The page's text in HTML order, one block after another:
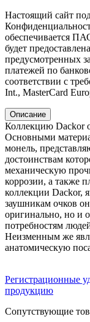
Настоящий сайт
обеспечивается
будет
предусмотренных
платежей по
соответствии с
Int., MasterCard
Описание
Коллекцию Dackor
Основными
монель,
достоинствам
механическую
коррозии, а также
коллекции Dackor,
заушникам очков
оригинально, но и
потребностям
Неизменным же
анатомическую
Регистрационные
продукцию
Сопутствующие